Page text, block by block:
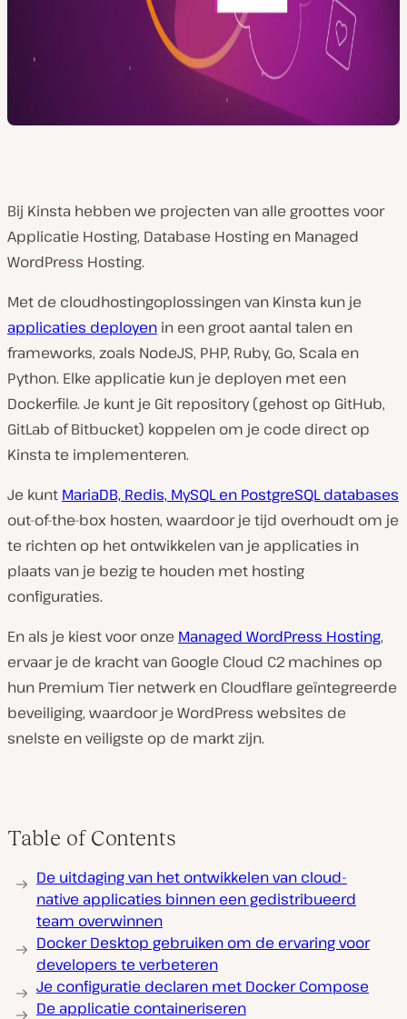
Bij Kinsta hebben we projecten van alle groottes voor
Applicatie Hosting, Database Hosting en Managed
WordPress Hosting.
Met de cloudhostingoplossingen van Kinsta kun je
applicaties deployen in een groot aantal talen en
frameworks, zoals NodeJS, PHP, Ruby, Go, Scala en
Python. Elke applicatie kun je deployen met een
Dockerfile. Je kunt je Git repository (gehost op GitHub,
GitLab of Bitbucket) koppelen om je code direct op
Kinsta te implementeren.
Je kunt MariaDB, Redis, MySQL en PostgreSQL databases
out-of-the-box hosten, waardoor je tijd overhoudt om je
te richten op het ontwikkelen van je applicaties in
plaats van je bezig te houden met hosting
configuraties.
En als je kiest voor onze Managed WordPress Hosting,
ervaar je de kracht van Google Cloud C2 machines op
hun Premium Tier netwerk en Cloudflare geïntegreerde
beveiliging, waardoor je WordPress websites de
snelste en veiligste op de markt zijn.
Table of Contents
De uitdaging van het ontwikkelen van cloud-
native applicaties binnen een gedistribueerd
team overwinnen
Docker Desktop gebruiken om de ervaring voor
developers te verbeteren
Je configuratie declaren met Docker Compose
De applicatie containeriseren